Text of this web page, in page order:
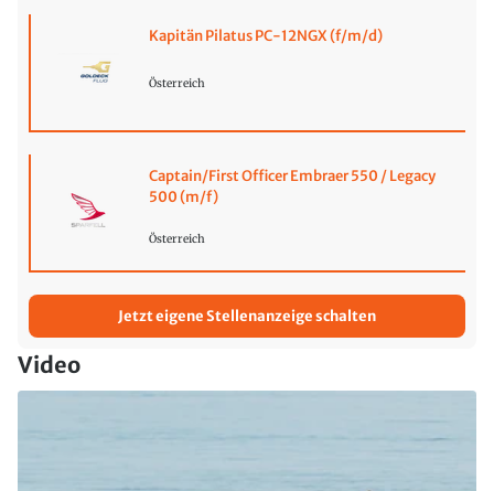
Kapitän Pilatus PC-12NGX (f/m/d)
Österreich
Captain/First Officer Embraer 550 / Legacy
500 (m/f)
Österreich
Jetzt eigene Stellenanzeige schalten
Video